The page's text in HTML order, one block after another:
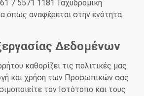
7 5571 1181 Ταχυδρομική
όπως αναφέρεται στην ενότητα
Δεδομένων
καθορίζει τις πολιτικές μας
και χρήση των Προσωπικών σας
τον Ιστότοπο και τους